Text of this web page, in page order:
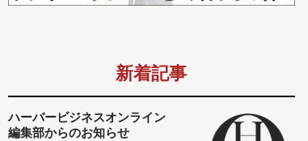
新着記事
ハーバービジネスオンライン
編集部からのお知らせ